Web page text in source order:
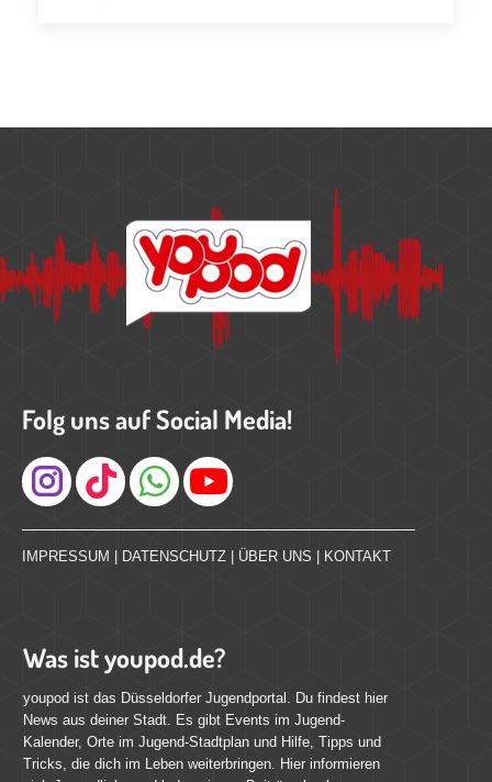
Folg uns auf Social Media!
Instagram
IMPRESSUM | DATENSCHUTZ | ÜBER UNS | KONTAKT
Was ist youpod.de?
youpod ist das Düsseldorfer Jugendportal. Du findest hier
News aus deiner Stadt. Es gibt Events im Jugend-
Kalender, Orte im Jugend-Stadtplan und Hilfe, Tipps und
Tricks, die dich im Leben weiterbringen. Hier informieren